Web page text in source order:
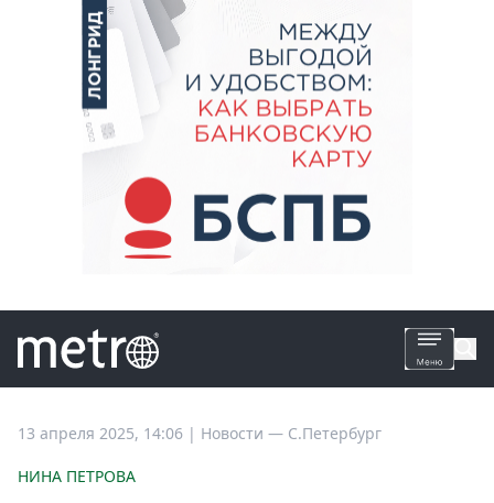
Все
13 апреля 2025, 14:06 | Новости — С.Петербург
НИНА ПЕТРОВА